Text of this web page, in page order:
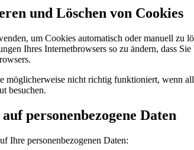
und Löschen von Cookies
um Cookies automatisch oder manuell zu
Ihres Internetbrowsers so zu ändern, dass
möglicherweise nicht richtig funktioniert,
besuchen.
personenbezogene Daten
Ihre personenbezogenen Daten: